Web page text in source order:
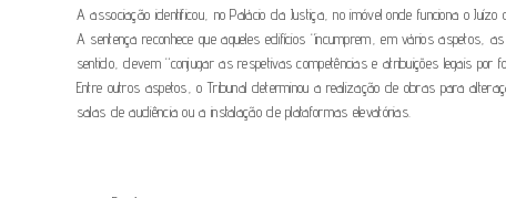
A associação identificou, no Palácio da Justiça, no imóvel onde funciona o
A sentença reconhece que aqueles edifícios “incumprem, em vários aspetos,
sentido, devem “conjugar as respetivas competências e atribuições legais por
Entre outros aspetos, o Tribunal determinou a realização de obras para
salas de audiência ou a instalação de plataformas elevatórias.